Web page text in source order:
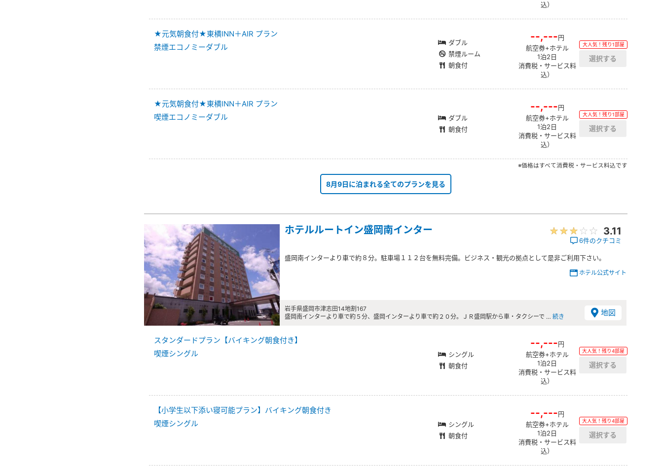
込）
★元気朝食付★東横INN＋AIR プラン
禁煙エコノミーダブル
ダブル
禁煙ルーム
朝食付
--,---円
航空券+ホテル
1泊2日
消費税・サービス料
込）
大人気！残り1部屋
★元気朝食付★東横INN＋AIR プラン
喫煙エコノミーダブル
ダブル
朝食付
--,---円
航空券+ホテル
1泊2日
消費税・サービス料
込）
大人気！残り1部屋
※価格はすべて消費税・サービス料込です
8月9日に泊まれる全てのプランを見る
ホテルルートイン盛岡南インター 3.11
6件のクチコミ
盛岡南インターより車で約８分。駐車場１１２台を無料完備。ビジネス・観光の拠点として是非ご利用下さい。
ホテル公式サイト
岩手県盛岡市津志田14地割167
盛岡南インターより車で約５分、盛岡インターより車で約２０分。ＪＲ盛岡駅から車・タクシーで … 続き 地図
スタンダードプラン【バイキング朝食付き】
喫煙シングル
シングル
朝食付
--,---円
航空券+ホテル
1泊2日
消費税・サービス料
込）
大人気！残り4部屋
【小学生以下添い寝可能プラン】バイキング朝食付き
喫煙シングル
シングル
朝食付
--,---円
航空券+ホテル
1泊2日
消費税・サービス料
込）
大人気！残り4部屋